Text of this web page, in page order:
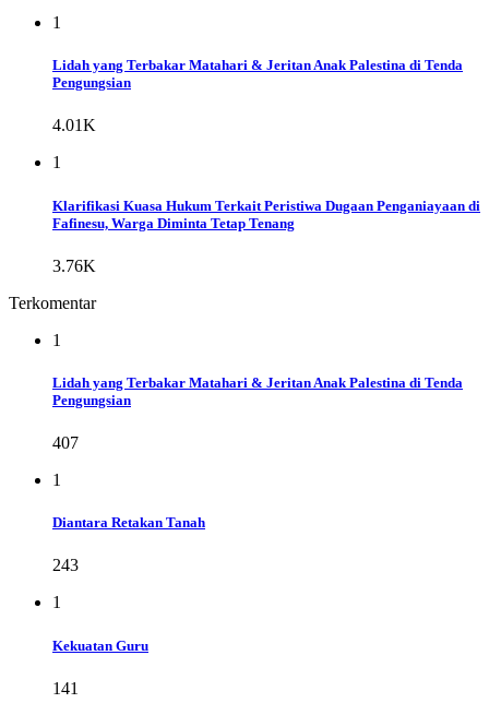
1
Lidah yang Terbakar Matahari & Jeritan Anak Palestina di Tenda
Pengungsian
4.01K
1
Klarifikasi Kuasa Hukum Terkait Peristiwa Dugaan Penganiayaan di
Fafinesu, Warga Diminta Tetap Tenang
3.76K
Terkomentar
1
Lidah yang Terbakar Matahari & Jeritan Anak Palestina di Tenda
Pengungsian
407
1
Diantara Retakan Tanah
243
1
Kekuatan Guru
141